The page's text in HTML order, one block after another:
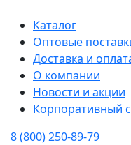
Каталог
Оптовые
Доставка и
О компании
Новости и акции
Корпоративный
8 (800) 250-89-79